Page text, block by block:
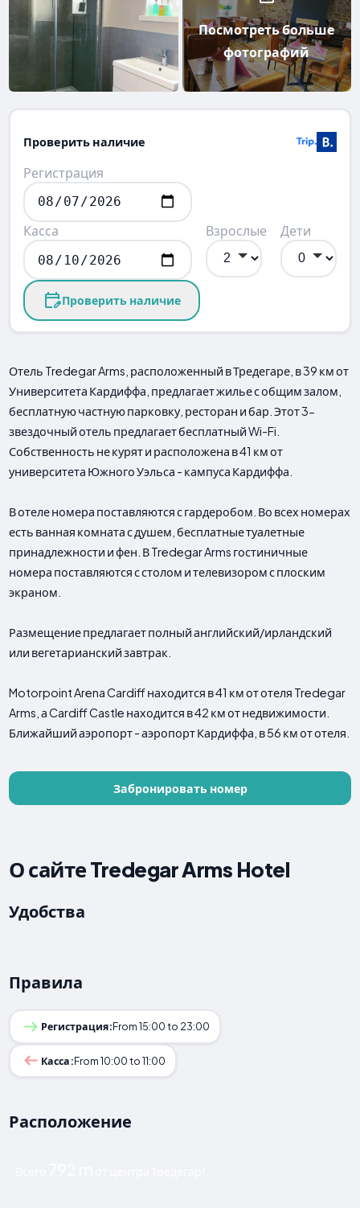
Посмотреть больше
фотографий
Проверить наличие
Регистрация
Касса Взрослые Дети
Проверить наличие
Отель Tredegar Arms, расположенный в Тредегаре, в 39 км от
Университета Кардиффа, предлагает жилье с общим залом,
бесплатную частную парковку, ресторан и бар. Этот 3-
звездочный отель предлагает бесплатный Wi-Fi.
Собственность не курят и расположена в 41 км от
университета Южного Уэльса - кампуса Кардиффа.
В отеле номера поставляются с гардеробом. Во всех номерах
есть ванная комната с душем, бесплатные туалетные
принадлежности и фен. В Tredegar Arms гостиничные
номера поставляются с столом и телевизором с плоским
экраном.
Размещение предлагает полный английский/ирландский
или вегетарианский завтрак.
Motorpoint Arena Cardiff находится в 41 км от отеля Tredegar
Arms, а Cardiff Castle находится в 42 км от недвижимости.
Ближайший аэропорт - аэропорт Кардиффа, в 56 км от отеля.
Забронировать номер
О сайте Tredegar Arms Hotel
Удобства
Правила
Регистрация:From 15:00 to 23:00
Касса:From 10:00 to 11:00
Расположение